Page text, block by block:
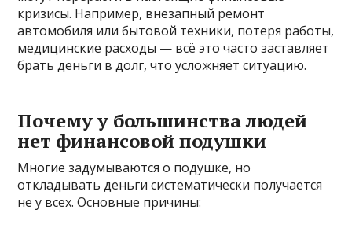
кризисы. Например, внезапный ремонт
автомобиля или бытовой техники, потеря работы,
медицинские расходы — всё это часто заставляет
брать деньги в долг, что усложняет ситуацию.
Почему у большинства людей
нет финансовой подушки
Многие задумываются о подушке, но
откладывать деньги систематически получается
не у всех. Основные причины: